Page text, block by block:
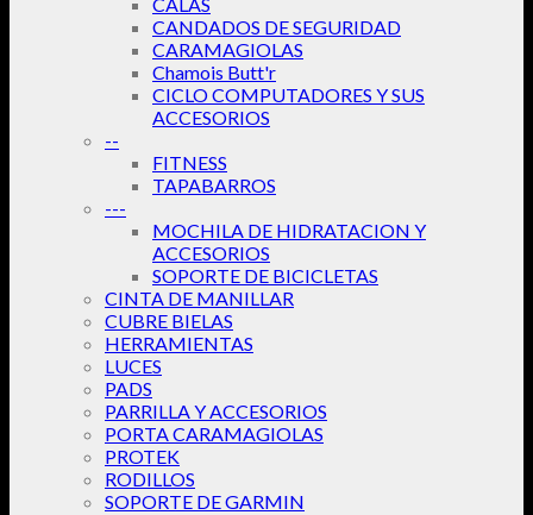
CANDADOS DE SEGURIDAD
CARAMAGIOLAS
Chamois Butt'r
CICLO COMPUTADORES Y SUS
ACCESORIOS
--
FITNESS
TAPABARROS
---
MOCHILA DE HIDRATACION Y
ACCESORIOS
SOPORTE DE BICICLETAS
CINTA DE MANILLAR
CUBRE BIELAS
HERRAMIENTAS
LUCES
PADS
PARRILLA Y ACCESORIOS
PORTA CARAMAGIOLAS
PROTEK
RODILLOS
SOPORTE DE GARMIN